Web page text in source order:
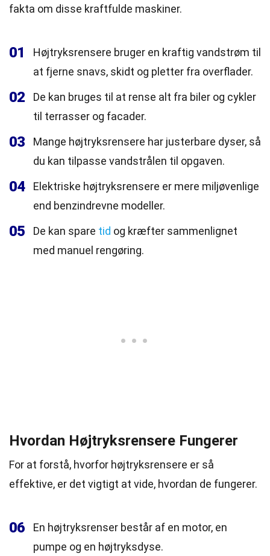
fakta om disse kraftfulde maskiner.
01
Højtryksrensere bruger en kraftig vandstrøm til
at fjerne snavs, skidt og pletter fra overflader.
02
De kan bruges til at rense alt fra biler og cykler
til terrasser og facader.
03
Mange højtryksrensere har justerbare dyser, så
du kan tilpasse vandstrålen til opgaven.
04
Elektriske højtryksrensere er mere miljøvenlige
end benzindrevne modeller.
05 De kan spare tid og kræfter sammenlignet
med manuel rengøring.
Hvordan Højtryksrensere Fungerer
For at forstå, hvorfor højtryksrensere er så
effektive, er det vigtigt at vide, hvordan de fungerer.
06
En højtryksrenser består af en motor, en
pumpe og en højtryksdyse.